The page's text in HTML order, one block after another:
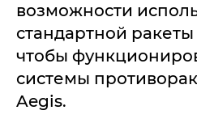
возможности
стандартной ракеты
чтобы
системы
Aegis.